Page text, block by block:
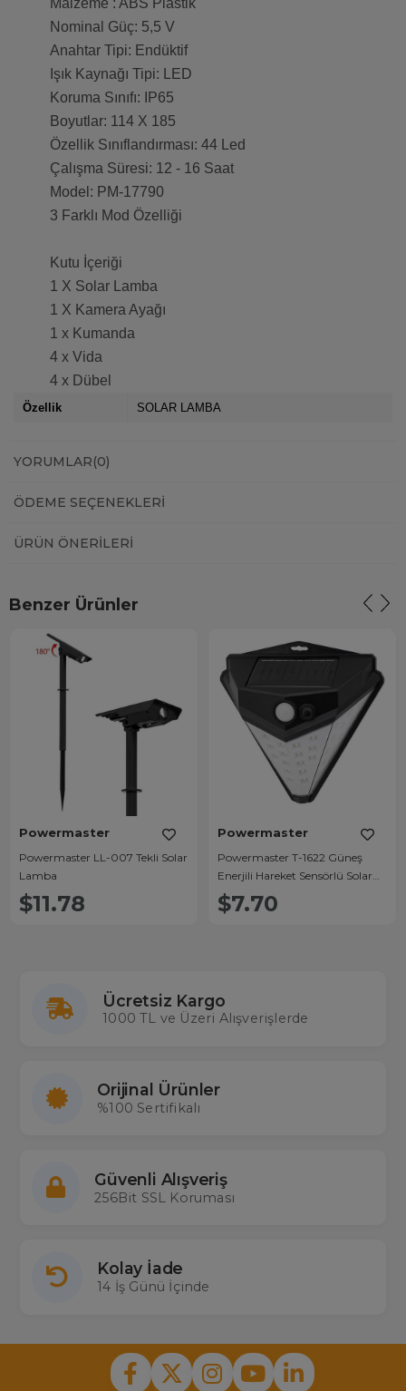
Malzeme : ABS Plastik
Nominal Güç: 5,5 V
Anahtar Tipi: Endüktif
Işık Kaynağı Tipi: LED
Koruma Sınıfı: IP65
Boyutlar: 114 X 185
Özellik Sınıflandırması: 44 Led
Çalışma Süresi: 12 - 16 Saat
Model: PM-17790
3 Farklı Mod Özelliği
Kutu İçeriği
1 X Solar Lamba
1 X Kamera Ayağı
1 x Kumanda
4 x Vida
4 x Dübel
Özellik SOLAR LAMBA
YORUMLAR(0)
ÖDEME SEÇENEKLERI
ÜRÜN ÖNERILERI
Benzer Ürünler
Powermaster
Powermaster LL-007 Tekli Solar
Lamba
$11.78
Powermaster
Powermaster T-1622 Güneş
Enerjili Hareket Sensörlü Solar
Duvar Lambası 180°
$7.70
Ücretsiz Kargo
1000 TL ve Üzeri Alışverişlerde
Orijinal Ürünler
%100 Sertifikalı
Güvenli Alışveriş
256Bit SSL Koruması
Kolay İade
14 İş Günü İçinde